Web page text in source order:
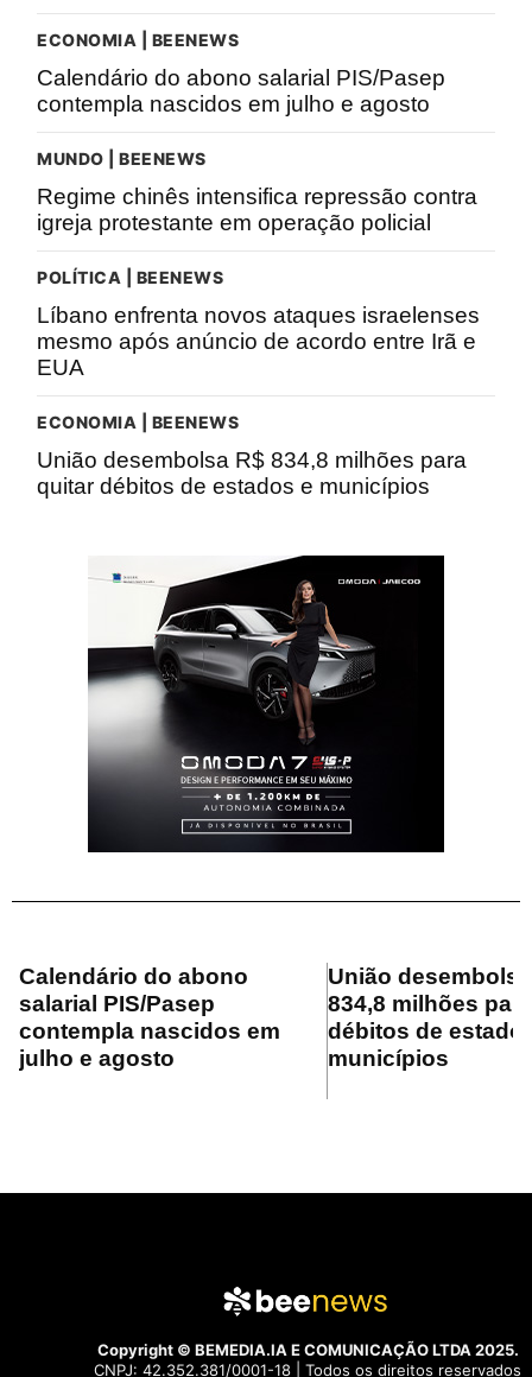
ECONOMIA | BEENEWS
Calendário do abono salarial PIS/Pasep
contempla nascidos em julho e agosto
MUNDO | BEENEWS
Regime chinês intensifica repressão contra
igreja protestante em operação policial
POLÍTICA | BEENEWS
Líbano enfrenta novos ataques israelenses
mesmo após anúncio de acordo entre Irã e
EUA
ECONOMIA | BEENEWS
União desembolsa R$ 834,8 milhões para
quitar débitos de estados e municípios
Calendário do abono
salarial PIS/Pasep
contempla nascidos em
julho e agosto
União
834,8 milhões
débitos de
municípios
Copyright © BEMEDIA.IA E COMUNICAÇÃO LTDA 2025.
CNPJ: 42.352.381/0001-18 | Todos os direitos reservados